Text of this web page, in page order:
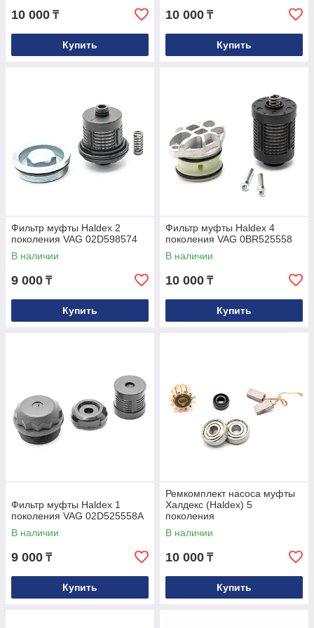
10 000 ₸
Купить
10 000 ₸
Купить
Фильтр муфты Haldex 2
поколения VAG 02D598574
В наличии
9 000 ₸
Купить
Фильтр муфты Haldex 4
поколения VAG 0BR525558
В наличии
10 000 ₸
Купить
Фильтр муфты Haldex 1
поколения VAG 02D525558A
В наличии
9 000 ₸
Купить
Ремкомплект насоса муфты
Халдекс (Haldex) 5
поколения
В наличии
10 000 ₸
Купить